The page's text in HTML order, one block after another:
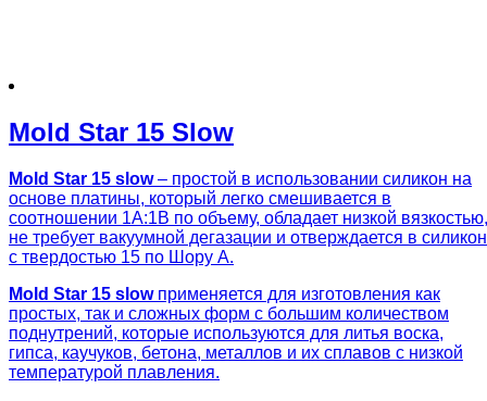
Mold Star 15 Slow
Mold Star 15 slow– простой в использовании силикон на
основе платины, который легко смешивается в
соотношении 1А:1В по объему, обладает низкой вязкостью,
не требует вакуумной дегазации и отверждается в силикон
с твердостью 15 по Шору А.
Mold Star 15 slow применяется для изготовления как
простых, так и сложных форм с большим количеством
поднутрений, которые используются для литья воска,
гипса, каучуков, бетона, металлов и их сплавов с низкой
температурой плавления.